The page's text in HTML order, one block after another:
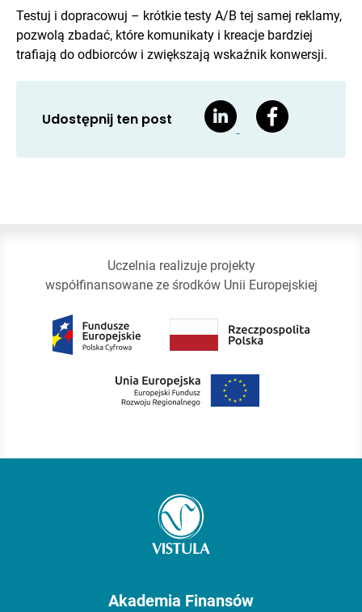
Testuj i dopracowuj – krótkie testy A/B tej samej reklamy,
pozwolą zbadać, które komunikaty i kreacje bardziej
trafiają do odbiorców i zwiększają wskaźnik konwersji.
Udostępnij ten post
Uczelnia realizuje projekty
współfinansowane ze środków Unii Europejskiej
Akademia Finansów